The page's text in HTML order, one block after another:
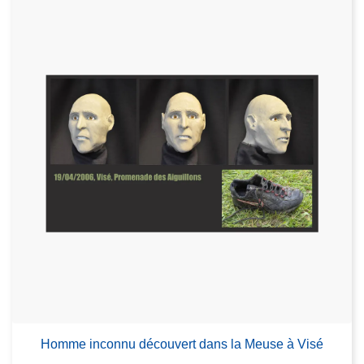
Homme inconnu découvert dans la Meuse à Visé